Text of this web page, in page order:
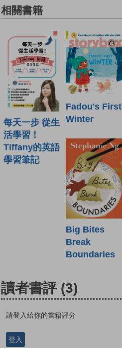
相關書籍
每天一步 從生
活學習！
Tiffany的英語
學習筆記
Fadou's First
Winter
Big Bites
Break
Boundaries
讀者書評 (3)
請登入給你的書籍評分
登入